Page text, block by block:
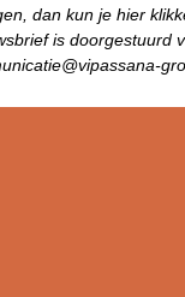
dan kun je hier
is doorgestuurd